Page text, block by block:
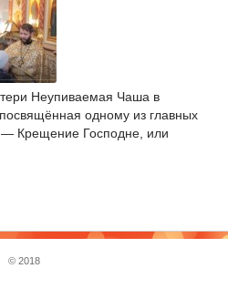
Неупиваемая Чаша в
одному из главных
— Крещение Господне, или
© 2018